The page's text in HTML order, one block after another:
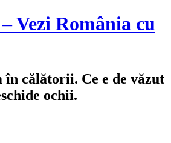
Vezi România cu
în călătorii. Ce e de văzut
ochii.